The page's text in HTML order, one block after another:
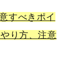
すべきポイ
り方、注意